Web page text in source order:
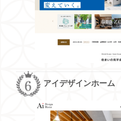
アイデザインホーム